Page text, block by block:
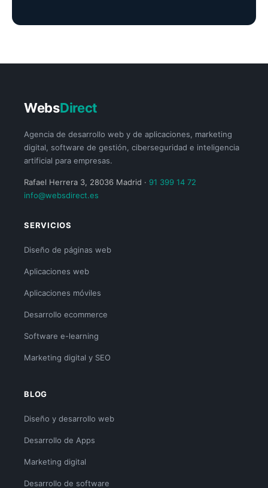
WebsDirect
Agencia de desarrollo web y de aplicaciones, marketing
digital, software de gestión, ciberseguridad e inteligencia
artificial para empresas.
Rafael Herrera 3, 28036 Madrid · 91 399 14 72
info@websdirect.es
SERVICIOS
Diseño de páginas web
Aplicaciones web
Aplicaciones móviles
Desarrollo ecommerce
Software e-learning
Marketing digital y SEO
BLOG
Diseño y desarrollo web
Desarrollo de Apps
Marketing digital
Desarrollo de software